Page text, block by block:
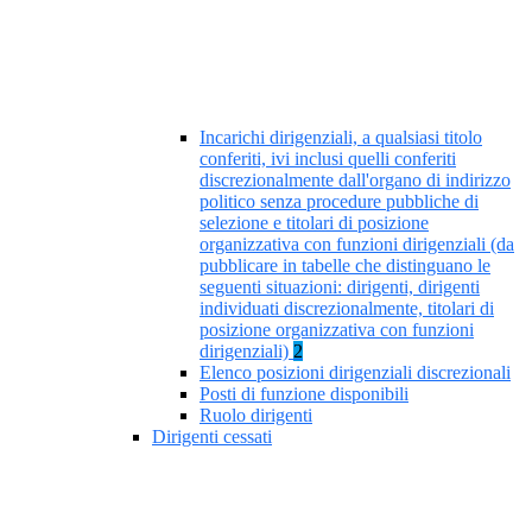
Incarichi dirigenziali, a qualsiasi titolo
conferiti, ivi inclusi quelli conferiti
discrezionalmente dall'organo di indirizzo
politico senza procedure pubbliche di
selezione e titolari di posizione
organizzativa con funzioni dirigenziali (da
pubblicare in tabelle che distinguano le
seguenti situazioni: dirigenti, dirigenti
individuati discrezionalmente, titolari di
posizione organizzativa con funzioni
dirigenziali) 2
Elenco posizioni dirigenziali discrezionali
Posti di funzione disponibili
Ruolo dirigenti
Dirigenti cessati